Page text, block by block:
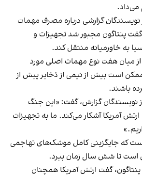
نویسندگان گزارشی درباره مصرف مهمات
گفت پنتاگون مجبور شد تجهیزات و
به خاورمیانه منتقل کند.
میان هفت نوع مهمات اصلی مورد
است بیش از نیمی از ذخایر پیش از
باشند.
نویسندگان گزارش، گفت: «این جنگ
ارتش آمریکا آشکار می‌کند. ما به تجهیزات
که جایگزینی کامل موشک‌های تهاجمی
است تا شش سال زمان ببرد.
گفت ارتش آمریکا همچنان